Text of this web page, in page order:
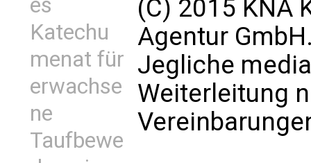
es
Katechu
menat für
erwachse
ne
Taufbewe
(C) 2015 KNA
Agentur
Jegliche
Weiterleitung